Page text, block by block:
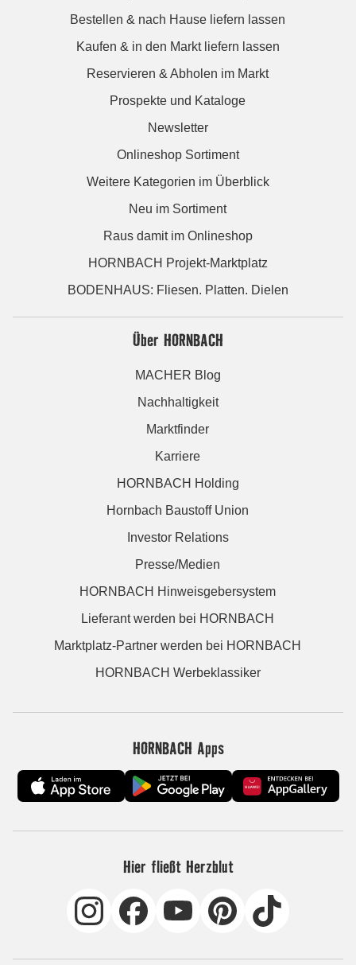
Bestellen & nach Hause liefern lassen
Kaufen & in den Markt liefern lassen
Reservieren & Abholen im Markt
Prospekte und Kataloge
Newsletter
Onlineshop Sortiment
Weitere Kategorien im Überblick
Neu im Sortiment
Raus damit im Onlineshop
HORNBACH Projekt-Marktplatz
BODENHAUS: Fliesen. Platten. Dielen
Über HORNBACH
MACHER Blog
Nachhaltigkeit
Marktfinder
Karriere
HORNBACH Holding
Hornbach Baustoff Union
Investor Relations
Presse/Medien
HORNBACH Hinweisgebersystem
Lieferant werden bei HORNBACH
Marktplatz-Partner werden bei HORNBACH
HORNBACH Werbeklassiker
HORNBACH Apps
Hier fließt Herzblut